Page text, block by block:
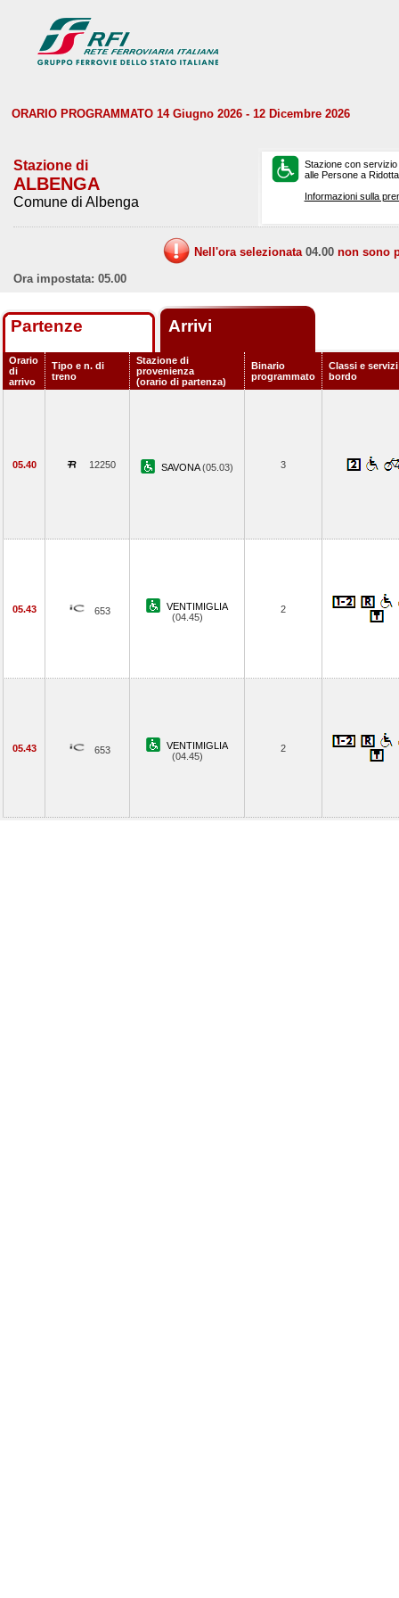
ORARIO PROGRAMMATO 14 Giugno 2026 - 12 Dicembre 2026
Stazione di
ALBENGA
Comune di Albenga
Stazione con
alle Persone a
Informazioni sulla
Nell'ora selezionata 04.00 non sono
Ora impostata: 05.00
Partenze Arrivi
Orario
di
arrivo
Tipo e n. di
treno
Stazione di
provenienza
(orario di partenza)
Binario
programmato
Classi e servizi
bordo
05.40 12250 SAVONA(05.03) 3
05.43 653
VENTIMIGLIA
(04.45)
2
05.43 653
VENTIMIGLIA
(04.45)
2